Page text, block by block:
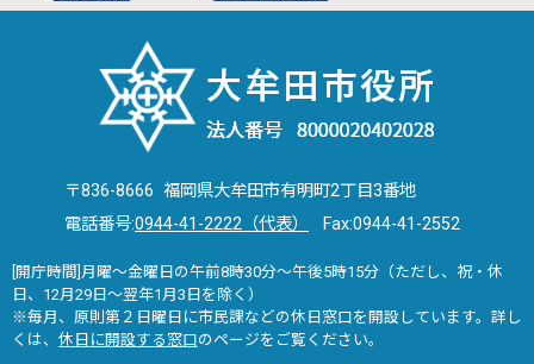
〒836-8666 福岡県大牟田市有明町2丁目3番地
電話番号:0944-41-2222（代表） Fax:0944-41-2552
[開庁時間]月曜～金曜日の午前8時30分～午後5時15分（ただし、祝・休
日、12月29日～翌年1月3日を除く）
※毎月、原則第２日曜日に市民課などの休日窓口を開設しています。詳し
くは、 休日に開設する窓口のページをご覧ください。